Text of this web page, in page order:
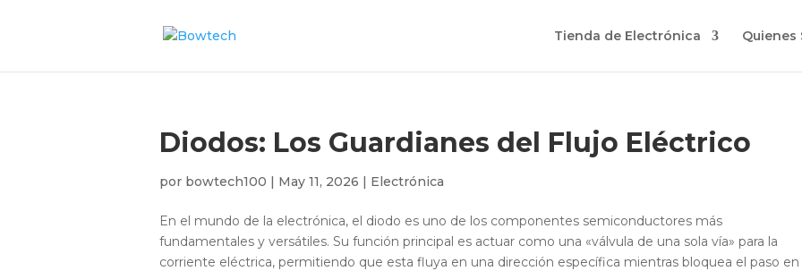
Tienda de Electrónica Quienes
Diodos: Los Guardianes del Flujo Eléctrico
por bowtech100 | May 11, 2026 | Electrónica
En el mundo de la electrónica, el diodo es uno de los componentes semiconductores más
fundamentales y versátiles. Su función principal es actuar como una «válvula de una sola vía» para la
corriente eléctrica, permitiendo que esta fluya en una dirección específica mientras bloquea el paso en